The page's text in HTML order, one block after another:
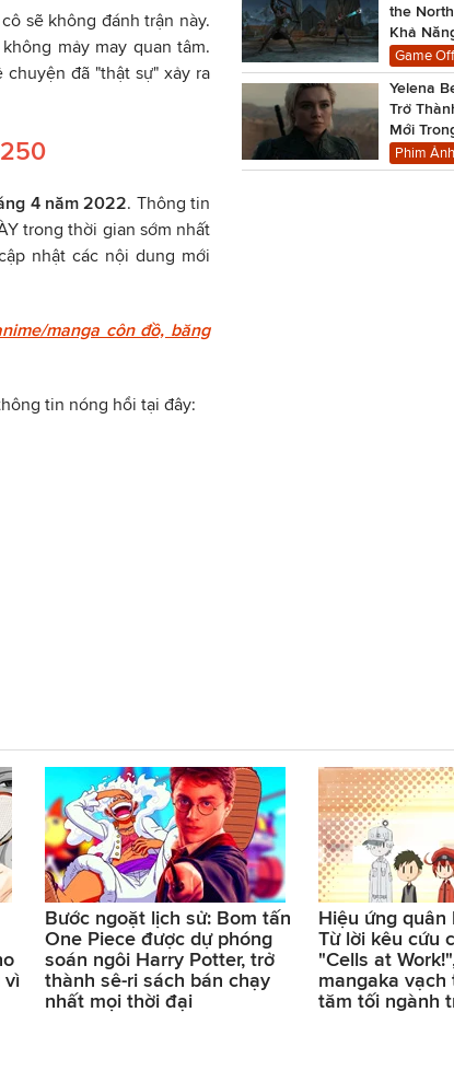
sẽ không đánh trận này.
mảy may quan tâm.
đã "thật sự" xảy ra
4 năm 2022. Thông tin
trong thời gian sớm nhất
nhật các nội dung mới
manga côn đồ, băng
tin nóng hổi tại đây:
the
Khả
Game
Yelena
Trở
Mới
Phim Ảnh
vì
Bước ngoặt lịch sử: Bom tấn
One Piece được dự phóng
soán ngôi Harry Potter, trở
thành sê-ri sách bán chạy
nhất mọi thời đại
Hiệu ứng quân
Từ lời kêu cứu
"Cells at
mangaka
tăm tối ngành